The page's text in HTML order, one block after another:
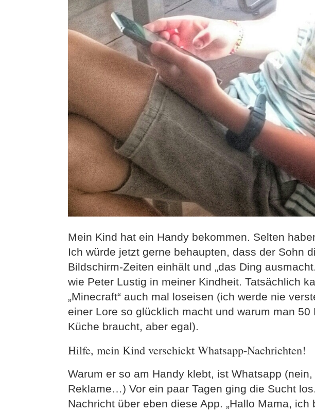
Mein Kind hat ein Handy bekommen. Selten
Ich würde jetzt gerne behaupten, dass der Sohn
Bildschirm-Zeiten einhält und „das Ding
wie Peter Lustig in meiner Kindheit. Tatsächlich
„Minecraft“ auch mal loseisen (ich werde nie
einer Lore so glücklich macht und warum man
Küche braucht, aber egal).
Hilfe, mein Kind verschickt Whatsapp-Nachrichten!
Warum er so am Handy klebt, ist Whatsapp
Reklame…) Vor ein paar Tagen ging die Sucht
Nachricht über eben diese App. „Hallo Mama, ich